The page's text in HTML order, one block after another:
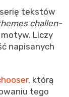
tek­stów
chal­len­
Liczy
na­pi­sa­nych
, którą
tego